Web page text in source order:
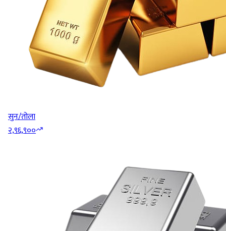
सुन/तोला
२,९६,९००